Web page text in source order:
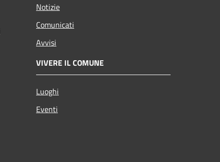
Notizie
Comunicati
Avvisi
VIVERE IL COMUNE
Luoghi
Eventi